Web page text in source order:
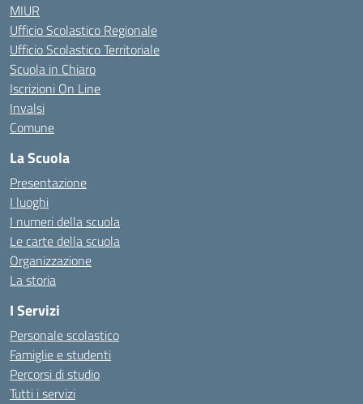
MIUR
Ufficio Scolastico Regionale
Ufficio Scolastico Territoriale
Scuola in Chiaro
Iscrizioni On Line
Invalsi
Comune
La Scuola
Presentazione
I luoghi
I numeri della scuola
Le carte della scuola
Organizzazione
La storia
I Servizi
Personale scolastico
Famiglie e studenti
Percorsi di studio
Tutti i servizi